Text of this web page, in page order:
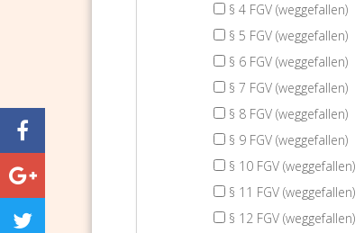
§ 4 FGV (weggefallen)
§ 5 FGV (weggefallen)
§ 6 FGV (weggefallen)
§ 7 FGV (weggefallen)
§ 8 FGV (weggefallen)
§ 9 FGV (weggefallen)
§ 10 FGV (weggefallen)
§ 11 FGV (weggefallen)
§ 12 FGV (weggefallen)